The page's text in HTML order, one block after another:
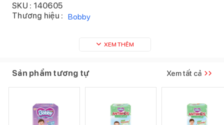
SKU : 140605
Thương hiệu : Bobby
XEM THÊM
Sản phẩm tương tự Xem tất cả